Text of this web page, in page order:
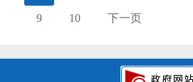
9 10 下一页